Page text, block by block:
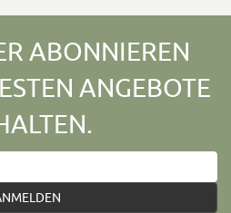
ABONNIEREN
ANGEBOTE